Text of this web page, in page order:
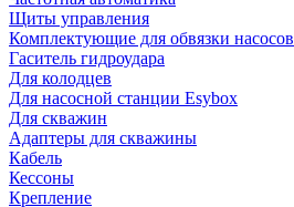
Щиты управления
Комплектующие для обвязки насосов
Гаситель гидроудара
Для колодцев
Для насосной станции Esybox
Для скважин
Адаптеры для скважины
Кабель
Кессоны
Крепление